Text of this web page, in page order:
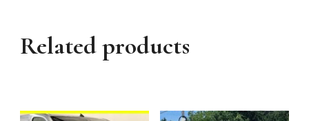
Related products